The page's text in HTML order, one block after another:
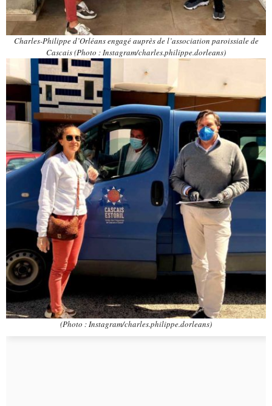
Charles-Philippe d’Orléans engagé auprès de l’association paroissiale de
Cascais (Photo : Instagram/charles.philippe.dorleans)
(Photo : Instagram/charles.philippe.dorleans)